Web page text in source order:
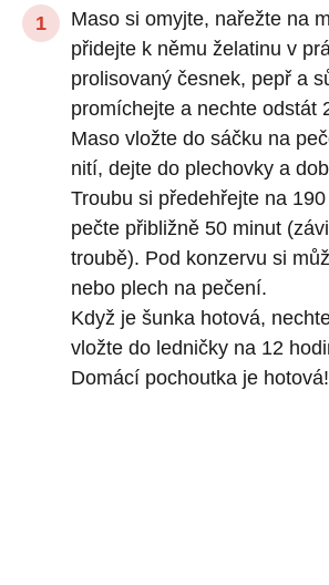
Maso si omyjte, nařežte na
přidejte k němu želatinu v
prolisovaný česnek, pepř a
promíchejte a nechte odstát
Maso vložte do sáčku na
nití, dejte do plechovky a
Troubu si předehřejte na
pečte přibližně 50 minut
troubě). Pod konzervu si
nebo plech na pečení.
Když je šunka hotová,
vložte do ledničky na 12
Domácí pochoutka je hotová!